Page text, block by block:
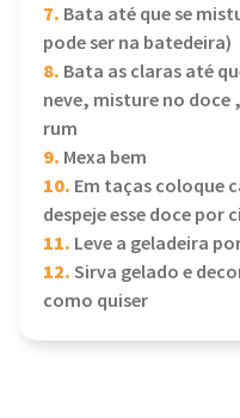
7. Bata até que se
pode ser na batedeira)
8. Bata as claras até
neve, misture no doce
rum
9. Mexa bem
10. Em taças coloque
despeje esse doce por
11. Leve a geladeira
12.Sirva gelado e
como quiser